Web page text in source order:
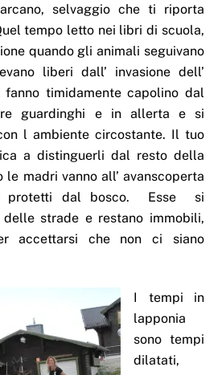
selvaggio che ti riporta
tempo letto nei libri di scuola,
quando gli animali seguivano
liberi dall’ invasione dell’
timidamente capolino dal
guardinghi e in allerta e si
l ambiente circostante. Il tuo
a distinguerli dal resto della
le madri vanno all’ avanscoperta
protetti dal bosco. Esse si
strade e restano immobili,
accettarsi che non ci siano
I tempi in
lapponia
sono tempi
dilatati,